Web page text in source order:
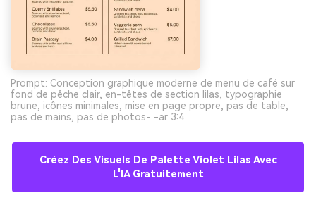
Prompt: Conception graphique moderne de menu de café sur
fond de pêche clair, en-têtes de section lilas, typographie
brune, icônes minimales, mise en page propre, pas de table,
pas de mains, pas de photos- -ar 3:4
Créez Des Visuels De Palette Violet Lilas Avec
L'IA Gratuitement